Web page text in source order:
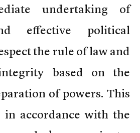
undertaking of
effective political
the rule of law and
based on the
of powers. This
in accordance with the